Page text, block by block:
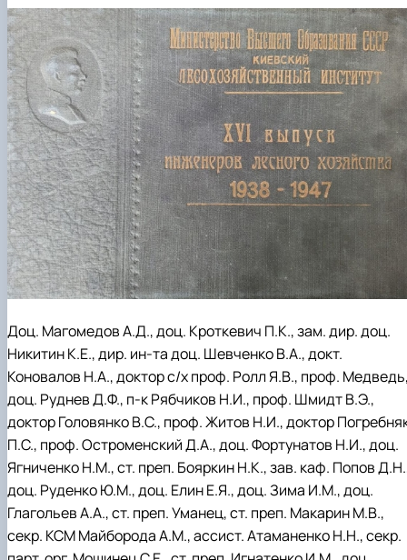
Доц. Магомедов А.Д., доц. Кроткевич П.К., зам. дир. доц.
Никитин К.Е., дир. ин-та доц. Шевченко В.А., докт.
Коновалов Н.А., доктор с/х проф. Ролл Я.В., проф.
доц. Руднев Д.Ф., п-к Рябчиков Н.И., проф. Шмидт В.Э.,
доктор Головянко В.С., проф. Житов Н.И., доктор
П.С., проф. Остроменский Д.А., доц. Фортунатов Н.И., доц.
Ягниченко Н.М., ст. преп. Бояркин Н.К., зав. каф. Попов
доц. Руденко Ю.М., доц. Елин Е.Я., доц. Зима И.М., доц.
Глагольев А.А., ст. преп. Уманец, ст. преп. Макарин М.В.,
секр. КСМ Майборода А.М., ассист. Атаманенко Н.Н., секр.